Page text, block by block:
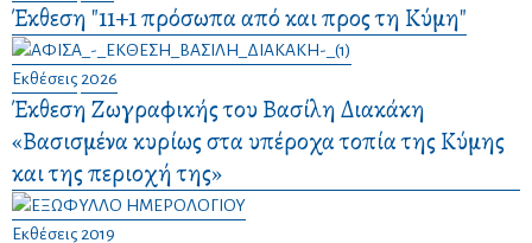
Έκθεση "11+1 πρόσωπα από και προς τη Κύμη"
Εκθέσεις 2026
Έκθεση Ζωγραφικής του Βασίλη Διακάκη
«Βασισμένα κυρίως στα υπέροχα τοπία της Κύμης
και της περιοχή της»
Εκθέσεις 2019